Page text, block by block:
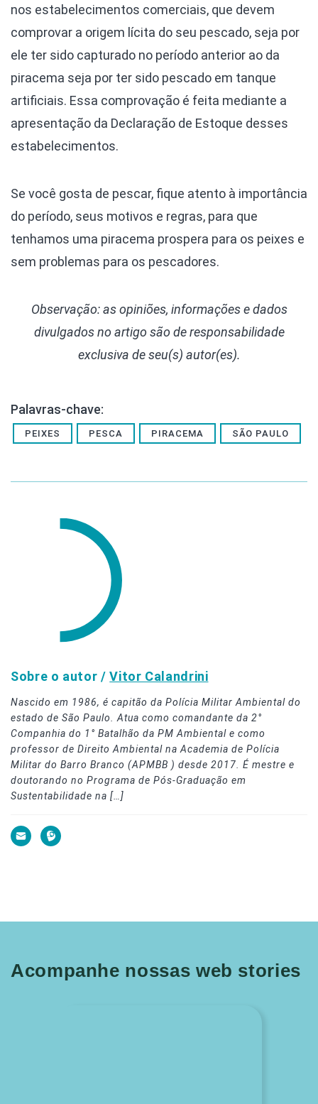
nos estabelecimentos comerciais, que devem
comprovar a origem lícita do seu pescado, seja por
ele ter sido capturado no período anterior ao da
piracema seja por ter sido pescado em tanque
artificiais. Essa comprovação é feita mediante a
apresentação da Declaração de Estoque desses
estabelecimentos.
Se você gosta de pescar, fique atento à importância
do período, seus motivos e regras, para que
tenhamos uma piracema prospera para os peixes e
sem problemas para os pescadores.
Observação: as opiniões, informações e dados
divulgados no artigo são de responsabilidade
exclusiva de seu(s) autor(es).
Palavras-chave:
PEIXES PESCA PIRACEMA SÃO PAULO
Sobre o autor /Vitor Calandrini
Nascido em 1986, é capitão da Polícia Militar Ambiental do
estado de São Paulo. Atua como comandante da 2°
Companhia do 1° Batalhão da PM Ambiental e como
professor de Direito Ambiental na Academia de Polícia
Militar do Barro Branco (APMBB ) desde 2017. É mestre e
doutorando no Programa de Pós-Graduação em
Sustentabilidade na […]
Acompanhe nossas web stories